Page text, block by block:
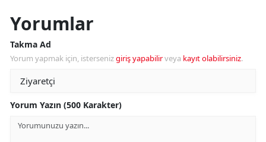
Yorumlar
Takma Ad
Yorum yapmak için, istersenizgiriş yapabilirveya kayıt olabilirsiniz.
Yorum Yazın (500 Karakter)